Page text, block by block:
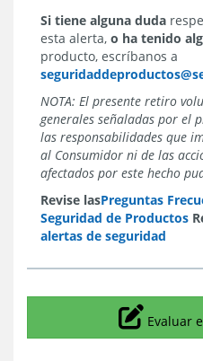
Si tiene alguna duda
esta alerta, o ha tenido
producto, escríbanos a
NOTA: El presente retiro
generales señaladas por el
las responsabilidades que
al Consumidor ni de las
afectados por este hecho
Revise lasPreguntas
Seguridad de Productos
alertas de seguridad
Evaluar